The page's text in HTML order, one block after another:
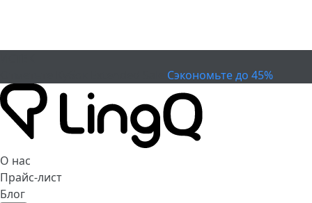
Сэкономьте до 45%
О нас
Прайс-лист
Блог